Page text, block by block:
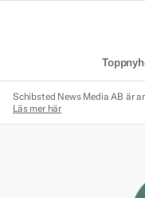
Schibsted News Media AB är
Läs mer här